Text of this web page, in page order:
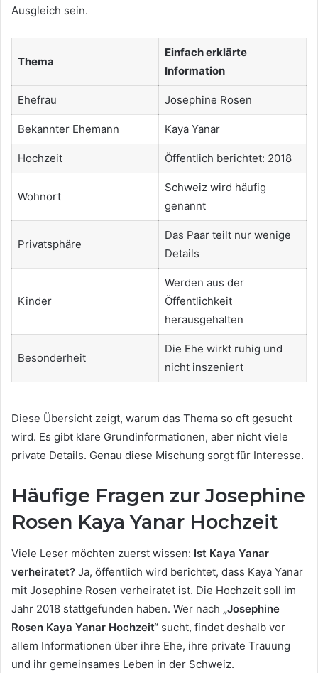
Ausgleich sein.
Thema
Einfach erklärte
Information
Ehefrau Josephine Rosen
Bekannter Ehemann Kaya Yanar
Hochzeit Öffentlich berichtet: 2018
Wohnort
Schweiz wird häufig
genannt
Privatsphäre
Das Paar teilt nur wenige
Details
Kinder
Werden aus der
Öffentlichkeit
herausgehalten
Besonderheit
Die Ehe wirkt ruhig und
nicht inszeniert
Diese Übersicht zeigt, warum das Thema so oft gesucht
wird. Es gibt klare Grundinformationen, aber nicht viele
private Details. Genau diese Mischung sorgt für Interesse.
Häufige Fragen zur Josephine
Rosen Kaya Yanar Hochzeit
Viele Leser möchten zuerst wissen: Ist Kaya Yanar
verheiratet? Ja, öffentlich wird berichtet, dass Kaya Yanar
mit Josephine Rosen verheiratet ist. Die Hochzeit soll im
Jahr 2018 stattgefunden haben. Wer nach „Josephine
Rosen Kaya Yanar Hochzeit“ sucht, findet deshalb vor
allem Informationen über ihre Ehe, ihre private Trauung
und ihr gemeinsames Leben in der Schweiz.